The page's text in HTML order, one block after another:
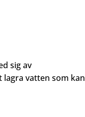
sig av
vatten som kan